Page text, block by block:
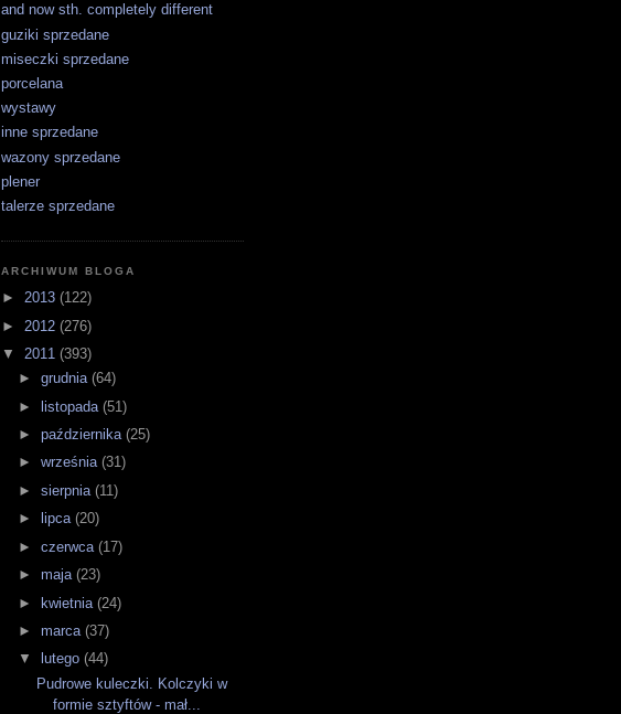
and now sth. completely different
guziki sprzedane
miseczki sprzedane
porcelana
wystawy
inne sprzedane
wazony sprzedane
plener
talerze sprzedane
ARCHIWUM BLOGA
► 2013 (122)
► 2012 (276)
▼ 2011 (393)
►grudnia(64)
►listopada(51)
►października(25)
►września(31)
►sierpnia(11)
►
lipca(20)
►czerwca(17)
►maja(23)
►kwietnia(24)
►marca(37)
▼
lutego(44)
Pudrowe kuleczki. Kolczyki w
formie sztyftów - mał...